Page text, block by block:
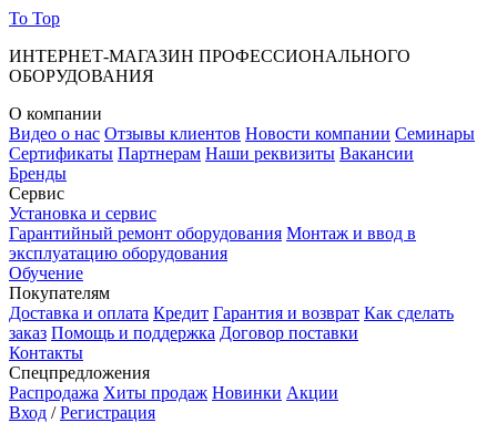
To Top
ИНТЕРНЕТ-МАГАЗИН ПРОФЕССИОНАЛЬНОГО
ОБОРУДОВАНИЯ
О компании
Видео о нас Отзывы клиентов Новости компании Семинары
Сертификаты Партнерам Наши реквизиты Вакансии
Бренды
Сервис
Установка и сервис
Гарантийный ремонт оборудования Монтаж и ввод в
эксплуатацию оборудования
Обучение
Покупателям
Доставка и оплата Кредит Гарантия и возврат Как сделать
заказ Помощь и поддержка Договор поставки
Контакты
Спецпредложения
Распродажа Хиты продаж Новинки Акции
Вход /Регистрация